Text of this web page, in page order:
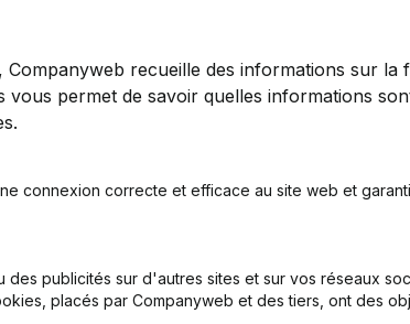
recueille des informations sur la
vous permet de savoir quelles informations
connexion correcte et efficace au site web et
publicités sur d'autres sites et sur vos réseaux
placés par Companyweb et des tiers, ont des